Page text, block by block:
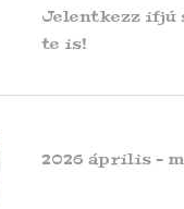
Jelentkezz ifjú
te is!
2026 április -